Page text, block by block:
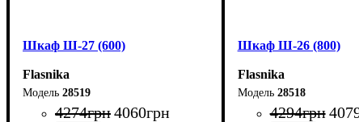
Шкаф Ш-27 (600)
Flasnika
28519
4274грн4060грн
Шкаф Ш-26 (800)
Flasnika
28518
4294грн